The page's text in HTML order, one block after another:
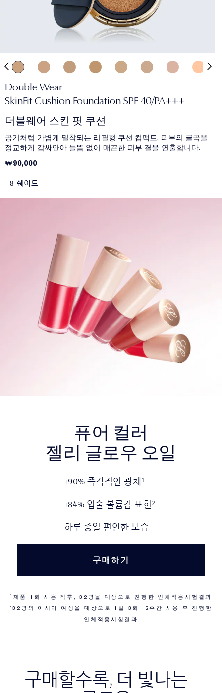
Double Wear
SkinFit Cushion Foundation SPF 40/PA+++
더블웨어 스킨 핏 쿠션
공기처럼 가볍게 밀착되는 리필형 쿠션 컴팩트. 피부의 굴곡을
정교하게 감싸안아 들뜸 없이 매끈한 피부 결을 연출합니다.
₩90,000
8 쉐이드
퓨어 컬러
젤리 글로우 오일
+90% 즉각적인 광채¹
+84% 입술 볼륨감 표현²
하루 종일 편안한 보습
구매하기
¹제품 1회 사용 직후, 32명을 대상으로 진행한 인체적용시험결과
²32명의 아시아 여성을 대상으로 1일 3회, 2주간 사용 후 진행한
인체적용시험결과
구매할수록, 더 빛나는